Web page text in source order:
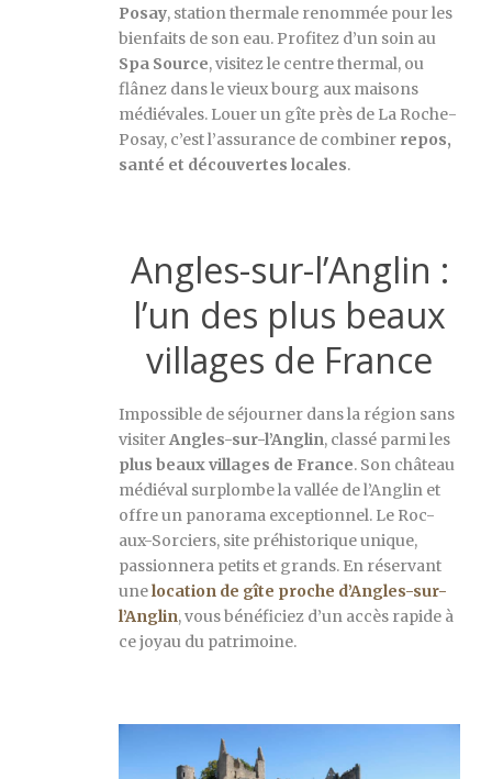
Posay, station thermale renommée pour les
bienfaits de son eau. Profitez d’un soin au
Spa Source, visitez le centre thermal, ou
flânez dans le vieux bourg aux maisons
médiévales. Louer un gîte près de La Roche-
Posay, c’est l’assurance de combiner repos,
santé et découvertes locales.
Angles-sur-l’Anglin :
l’un des plus beaux
villages de France
Impossible de séjourner dans la région sans
visiterAngles-sur-l’Anglin, classé parmi les
plus beaux villages de France. Son château
médiéval surplombe la vallée de l’Anglin et
offre un panorama exceptionnel. Le Roc-
aux-Sorciers, site préhistorique unique,
passionnera petits et grands. En réservant
unelocation de gîte proche d’Angles-sur-
l’Anglin, vous bénéficiez d’un accès rapide à
ce joyau du patrimoine.